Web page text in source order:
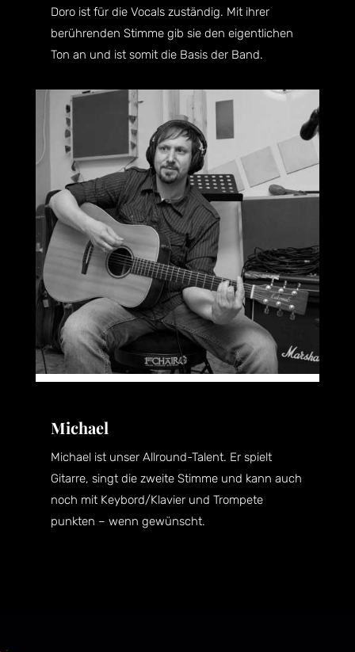
Doro ist für die Vocals zuständig. Mit ihrer
berührenden Stimme gib sie den eigentlichen
Ton an und ist somit die Basis der Band.
Michael
Michael ist unser Allround-Talent. Er spielt
Gitarre, singt die zweite Stimme und kann auch
noch mit Keybord/Klavier und Trompete
punkten – wenn gewünscht.